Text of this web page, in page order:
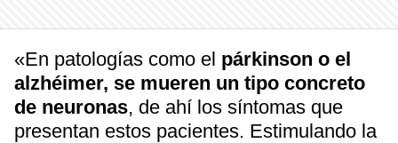
«En patologías como el párkinson o el
alzhéimer, se mueren un tipo concreto
de neuronas, de ahí los síntomas que
presentan estos pacientes. Estimulando la